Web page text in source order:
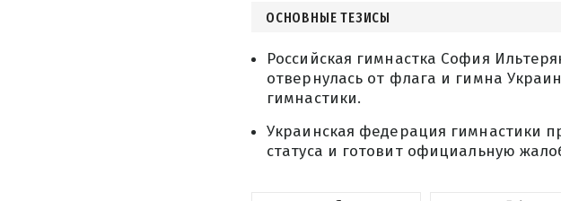
ОСНОВНЫЕ ТЕЗИСЫ
Российская гимнастка София
отвернулась от флага и гимна
гимнастики.
Украинская федерация гимнастики
статуса и готовит официальную